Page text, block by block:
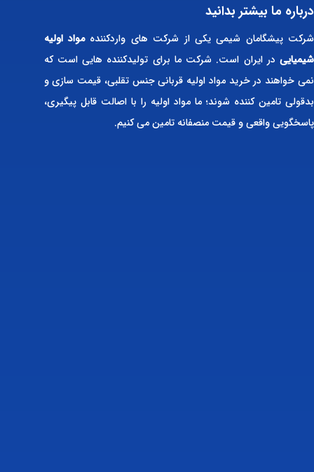
درباره ما بیشتر بدانید
شرکت پیشگامان شیمی یکی از شرکت های واردکنندهمواد اولیه
شیمیایی در ایران است. شرکت ما برای تولیدکننده هایی است که
نمی خواهند در خرید مواد اولیه قربانی جنس تقلبی، قیمت سازی و
بدقولی تامین کننده شوند؛ ما مواد اولیه را با اصالت قابل پیگیری،
پاسخگویی واقعی و قیمت منصفانه تامین می کنیم.